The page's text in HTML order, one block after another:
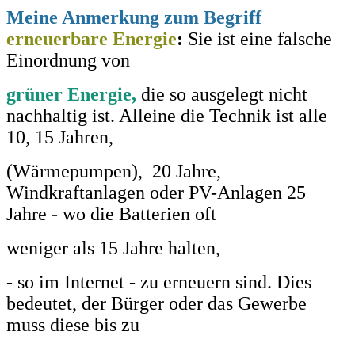
Meine Anmerkung zum Begriff
erneuerbare Energie: Sie ist eine falsche
Einordnung von
grüner Energie, die so ausgelegt nicht
nachhaltig ist. Alleine die Technik ist alle
10, 15 Jahren,
(Wärmepumpen), 20 Jahre,
Windkraftanlagen oder PV-Anlagen 25
Jahre - wo die Batterien oft
weniger als 15 Jahre halten,
- so im Internet - zu erneuern sind. Dies
bedeutet, der Bürger oder das Gewerbe
muss diese bis zu